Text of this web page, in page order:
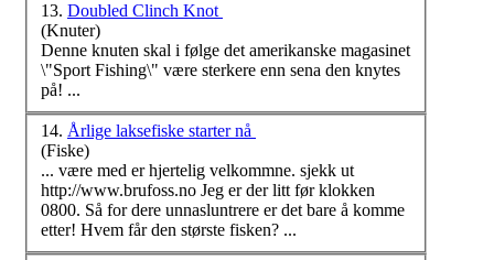
13. Doubled Clinch Knot
(Knuter)
Denne knuten skal i følge det amerikanske magasinet
\"Sport Fishing\" være sterkere enn sena den knytes
på! ...
14. Årlige laksefiske starter nå
(Fiske)
... være med er hjertelig velkommne. sjekk ut
http://www.brufoss.no Jeg er der litt før klokken
0800. Så for dere unnasluntrere er det bare å komme
etter! Hvem får den største fisken? ...